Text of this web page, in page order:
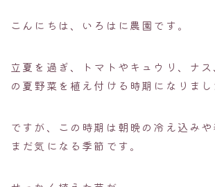
こんにちは、いろはに農園です。
立夏を過ぎ、トマトやキュウリ、ナ
の夏野菜を植え付ける時期になりまし
ですが、この時期は朝晩の冷え込み
まだ気になる季節です。